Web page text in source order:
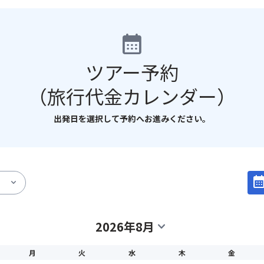
calendar_month
ツアー予約
（旅行代金カレンダー）
出発日を選択して予約へお進みください。
expand_more calendar_month
2026年8月 expand_more
月 火 水 木 金